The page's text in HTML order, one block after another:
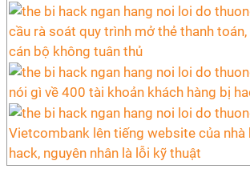
cầu rà soát quy trình mở thẻ thanh
cán bộ không tuân thủ
nói gì về 400 tài khoản khách hàng bị
Vietcombank lên tiếng website của nhà
hack, nguyên nhân là lỗi kỹ thuật